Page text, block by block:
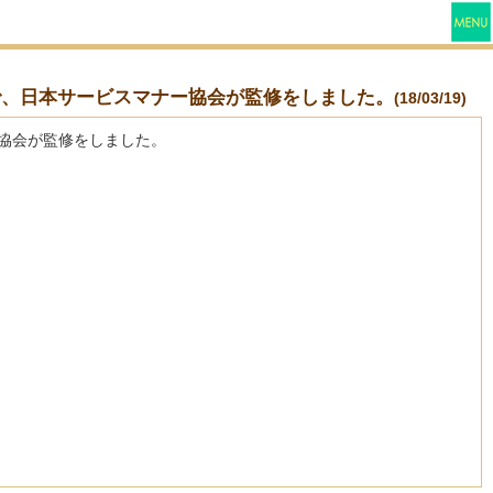
日本サービスマナー協会が監修をしました。 (18/03/19)
が監修をしました。